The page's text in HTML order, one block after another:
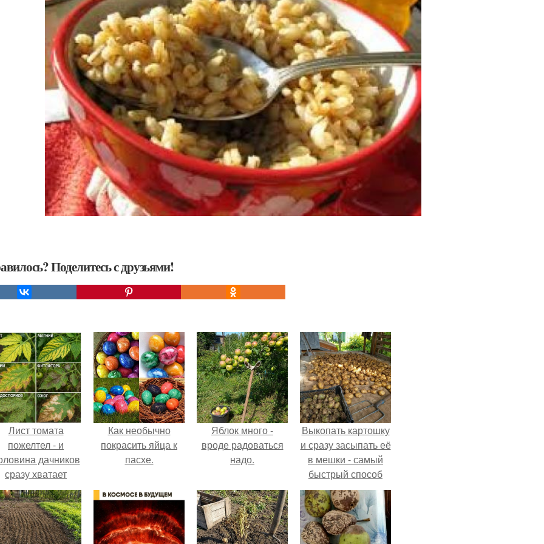
Поделитесь с друзьями!
Лист томата
пожелтел - и
дачников
сразу хватает
удобрение.
Как необычно
покрасить яйца к
пасхе.
Яблок много -
вроде радоваться
надо.
Выкопать картошку
и сразу засыпать её
в мешки - самый
быстрый способ
спрятать вместе с
урожаем гниль,
порезы и больные
клубни.